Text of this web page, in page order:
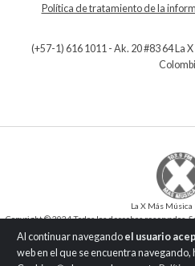
Al continuar navegando el usuario
web en el que se encuentra navegando,
Política de tratamiento de la
(+57-1) 616 1011 - Ak. 20 #83 64 La
La X Más Música
Copyright © 2024 Todos los derechos reservados.
como su traducción a cualquier idioma
Desarrollo y
Versión